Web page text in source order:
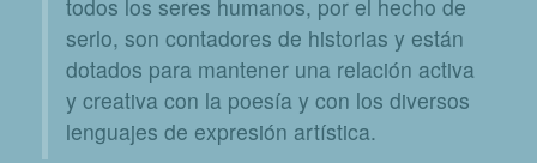
todos los seres humanos, por el hecho de
serlo, son contadores de historias y están
dotados para mantener una relación activa
y creativa con la poesía y con los diversos
lenguajes de expresión artística.